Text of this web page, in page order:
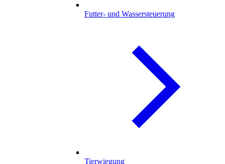
Futter- und Wassersteuerung
Tierwiegung